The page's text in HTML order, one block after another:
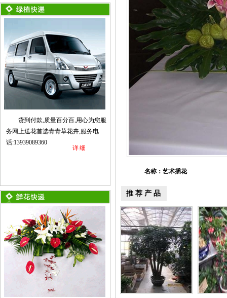
货到付款,质量百分百,用心为您服
务网上送花首选青青草花卉,服务电
话:13939089360
详细
名称：艺术插花
推荐产品